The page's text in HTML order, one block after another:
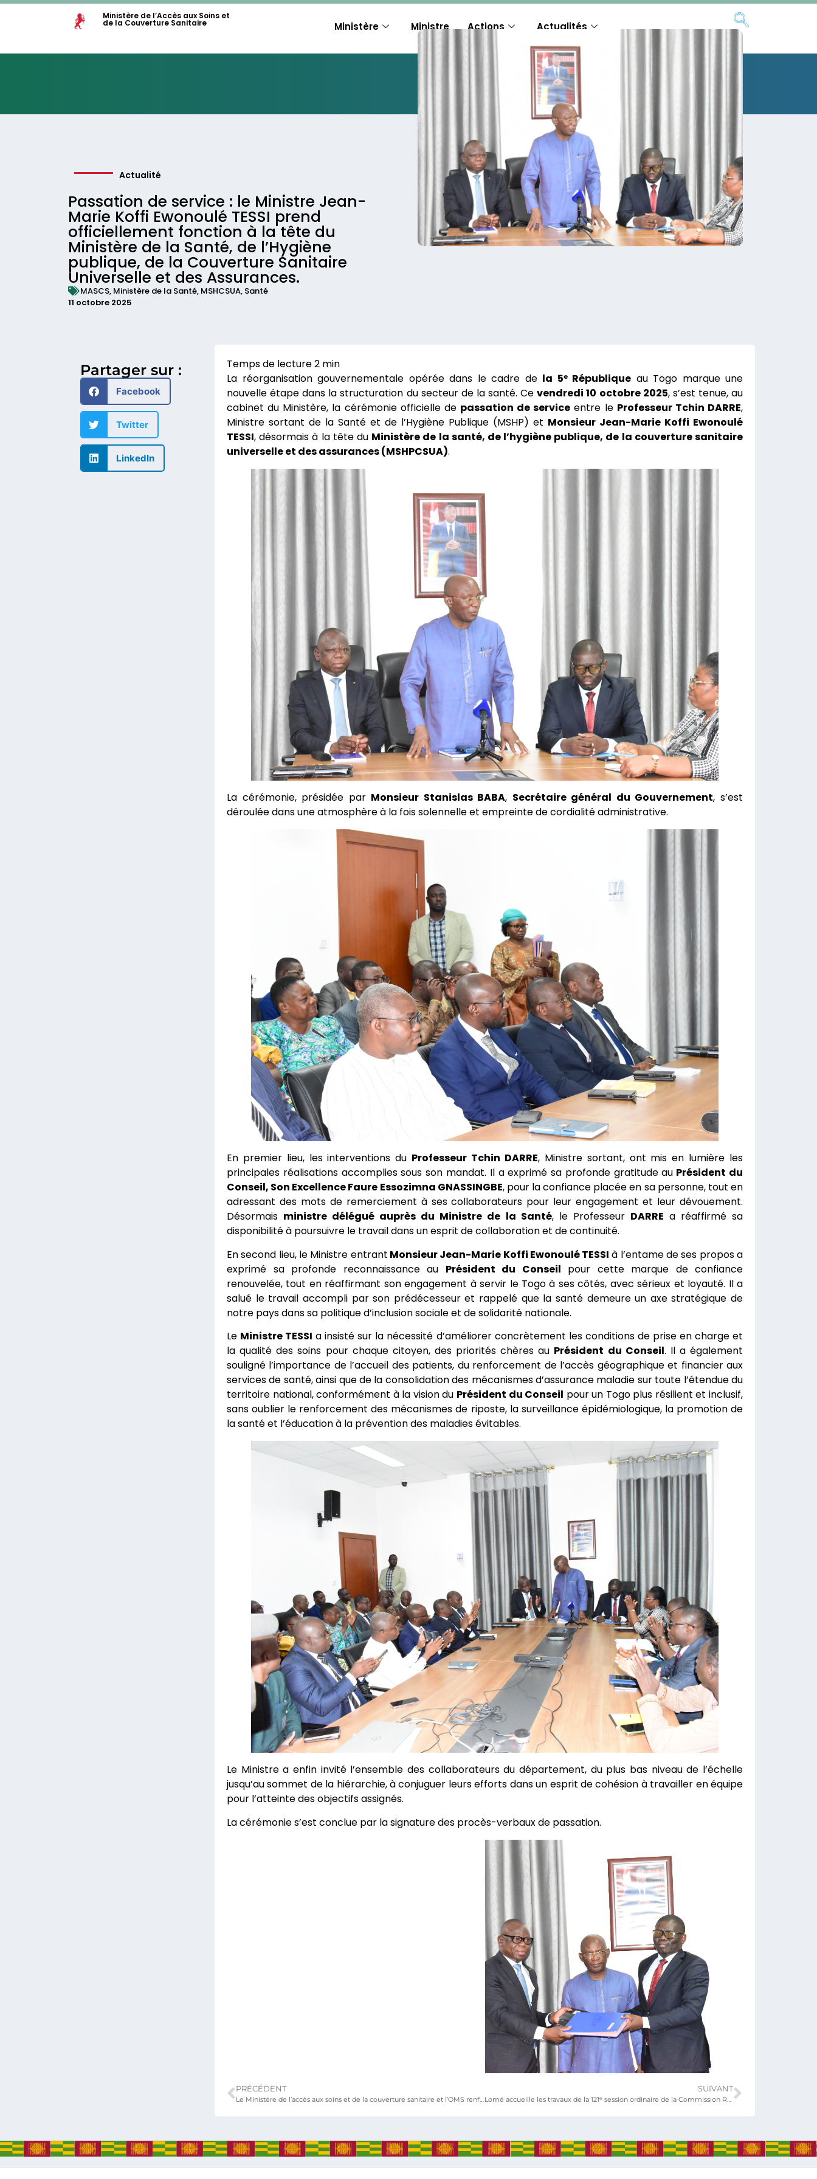
Ministère de l’Accès aux Soins et
de la Couverture Sanitaire Ministère Ministre Actions Actualités
Actualité
Passation de service : le Ministre Jean-
Marie Koffi Ewonoulé TESSI prend
officiellement fonction à la tête du
Ministère de la Santé, de l’Hygiène
publique, de la Couverture Sanitaire
Universelle et des Assurances.
MASCS, Ministère de la Santé, MSHCSUA, Santé
11 octobre 2025
Partager sur :
Facebook
Twitter
LinkedIn
La réorganisation gouvernementale opérée dans le cadre de la 5ᵉ République au Togo marque une
nouvelle étape dans la structuration du secteur de la santé. Cevendredi 10 octobre 2025, s’est tenue, au
cabinet du Ministère, la cérémonie officielle de passation de service entre le Professeur Tchin DARRE,
Ministre sortant de la Santé et de l’Hygiène Publique (MSHP) et Monsieur Jean-Marie Koffi Ewonoulé
TESSI, désormais à la tête du Ministère de la santé, de l’hygiène publique, de la couverture sanitaire
universelle et des assurances (MSHPCSUA).
La cérémonie, présidée par Monsieur Stanislas BABA, Secrétaire général du Gouvernement, s’est
déroulée dans une atmosphère à la fois solennelle et empreinte de cordialité administrative.
En premier lieu, les interventions du Professeur Tchin DARRE, Ministre sortant, ont mis en lumière les
principales réalisations accomplies sous son mandat. Il a exprimé sa profonde gratitude au Président du
Conseil, Son Excellence Faure Essozimna GNASSINGBE, pour la confiance placée en sa personne, tout en
adressant des mots de remerciement à ses collaborateurs pour leur engagement et leur dévouement.
Désormais ministre délégué auprès du Ministre de la Santé, le Professeur DARRE a réaffirmé sa
disponibilité à poursuivre le travail dans un esprit de collaboration et de continuité.
En second lieu, le Ministre entrant Monsieur Jean-Marie Koffi Ewonoulé TESSI à l’entame de ses propos a
exprimé sa profonde reconnaissance au Président du Conseil pour cette marque de confiance
renouvelée, tout en réaffirmant son engagement à servir le Togo à ses côtés, avec sérieux et loyauté. Il a
salué le travail accompli par son prédécesseur et rappelé que la santé demeure un axe stratégique de
notre pays dans sa politique d’inclusion sociale et de solidarité nationale.
Le Ministre TESSI a insisté sur la nécessité d’améliorer concrètement les conditions de prise en charge et
la qualité des soins pour chaque citoyen, des priorités chères au Président du Conseil. Il a également
souligné l’importance de l’accueil des patients, du renforcement de l’accès géographique et financier aux
services de santé, ainsi que de la consolidation des mécanismes d’assurance maladie sur toute l’étendue du
territoire national, conformément à la vision du Président du Conseil pour un Togo plus résilient et inclusif,
sans oublier le renforcement des mécanismes de riposte, la surveillance épidémiologique, la promotion de
la santé et l’éducation à la prévention des maladies évitables.
Le Ministre a enfin invité l’ensemble des collaborateurs du département, du plus bas niveau de l’échelle
jusqu’au sommet de la hiérarchie, à conjuguer leurs efforts dans un esprit de cohésion à travailler en équipe
pour l’atteinte des objectifs assignés.
La cérémonie s’est conclue par la signature des procès-verbaux de passation.
SUIVANT
Attribution et objectifs
Documentation
Déplacements / Visites